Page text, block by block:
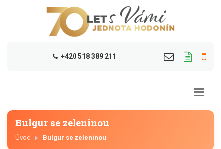
+420 518 389 211
Bulgur se zeleninou
Úvod Bulgur se zeleninou